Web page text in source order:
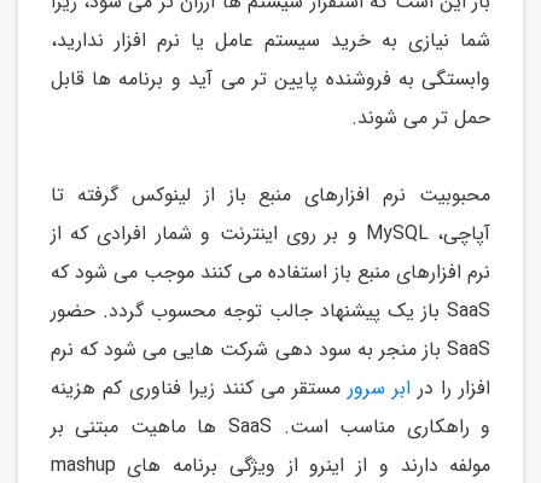
شما نیازی به خرید سیستم عامل یا نرم افزار ندارید،
وابستگی به فروشنده پایین تر می آید و برنامه ها قابل
حمل تر می شوند.
محبوبیت نرم افزارهای منبع باز از لینوکس گرفته تا
آپاچی، MySQL و بر روی اینترنت و شمار افرادی که از
نرم افزارهای منبع باز استفاده می کنند موجب می شود که
SaaS باز یک پیشنهاد جالب توجه محسوب گردد. حضور
SaaS باز منجر به سود دهی شرکت هایی می شود که نرم
افزار را در ابر سرورمستقر می کنند زیرا فناوری کم هزینه
و راهکاری مناسب است. SaaS ها ماهیت مبتنی بر
مولفه دارند و از اینرو از ویژگی برنامه های mashup